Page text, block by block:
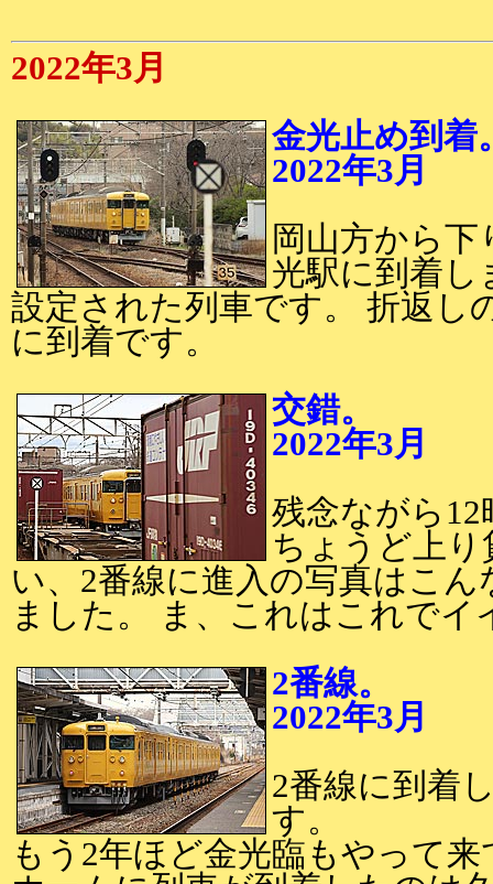
2022年3月
金光止め到着
2022年3月
岡山方から
光駅に到着し
設定された列車です。 折返し
に到着です。
交錯。
2022年3月
残念ながら12
ちょうど上
い、2番線に進入の写真はこ
ました。 ま、これはこれでイ
2番線。
2022年3月
2番線に到着
す。
もう2年ほど金光臨もやって